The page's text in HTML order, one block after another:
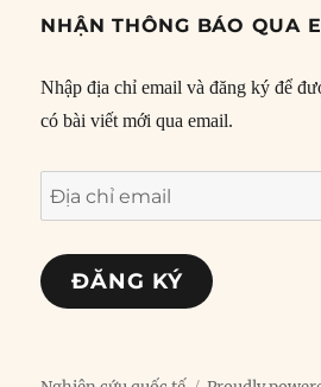
NHẬN THÔNG BÁO QUA
Nhập địa chỉ email và đăng ký để
có bài viết mới qua email.
Địa
chỉ
email
ĐĂNG KÝ